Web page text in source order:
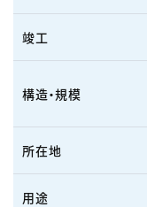
竣工
構造・規模
所在地
用途